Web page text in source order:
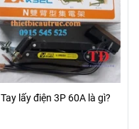
Tay lấy điện 3P 60A là gì?